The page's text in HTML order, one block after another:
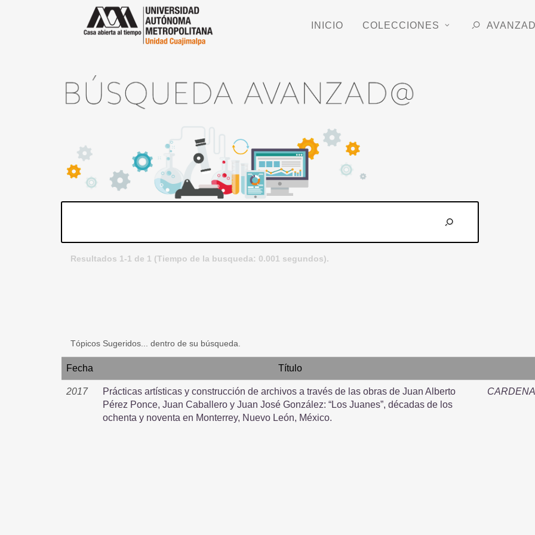
INICIO COLECCIONES
Resultados 1-1 de 1 (Tiempo de la busqueda: 0.001 segundos).
Tópicos Sugeridos... dentro de su búsqueda.
Fecha Título
2017
Prácticas artísticas y construcción de archivos a través de las obras de Juan Alberto
Pérez Ponce, Juan Caballero y Juan José González: “Los Juanes”, décadas de los
ochenta y noventa en Monterrey, Nuevo León, México.